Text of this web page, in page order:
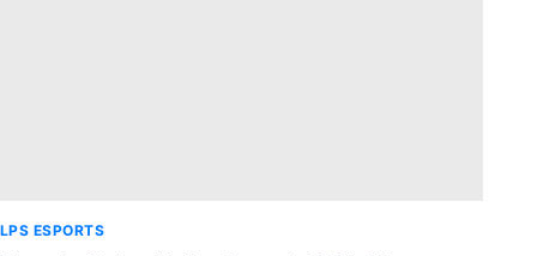
LPS ESPORTS